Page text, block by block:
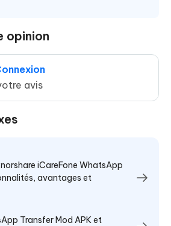
opinion
avis
iCareFone WhatsApp
avantages et
Transfer Mod APK et